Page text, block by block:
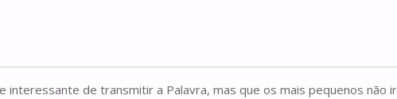
de transmitir a Palavra, mas que os mais pequenos não